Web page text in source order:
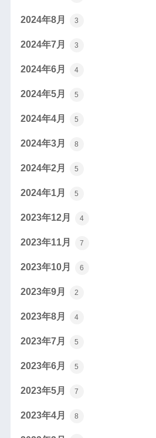
2024年8月 3
2024年7月 3
2024年6月 4
2024年5月 5
2024年4月 5
2024年3月 8
2024年2月 5
2024年1月 5
2023年12月 4
2023年11月 7
2023年10月 6
2023年9月 2
2023年8月 4
2023年7月 5
2023年6月 5
2023年5月 7
2023年4月 8